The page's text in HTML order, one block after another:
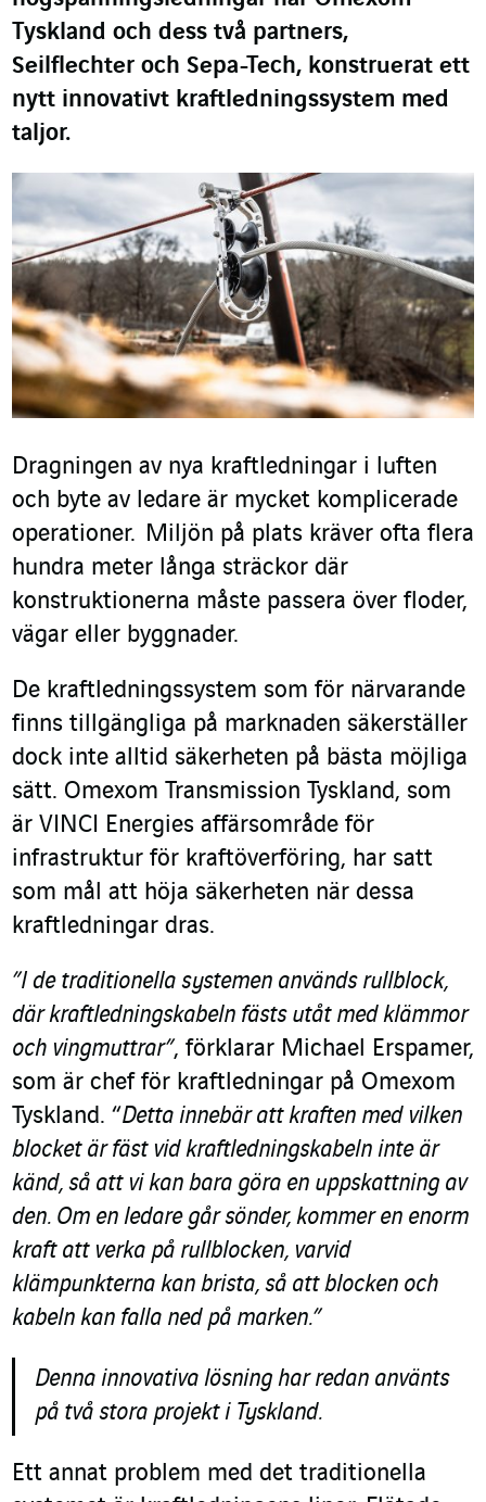
Tyskland och dess två partners,
Seilflechter och Sepa-Tech, konstruerat ett
nytt innovativt kraftledningssystem med
taljor.
Dragningen av nya kraftledningar i luften
och byte av ledare är mycket komplicerade
operationer. Miljön på plats kräver ofta flera
hundra meter långa sträckor där
konstruktionerna måste passera över floder,
vägar eller byggnader.
De kraftledningssystem som för närvarande
finns tillgängliga på marknaden säkerställer
dock inte alltid säkerheten på bästa möjliga
sätt. Omexom Transmission Tyskland, som
är VINCI Energies affärsområde för
infrastruktur för kraftöverföring, har satt
som mål att höja säkerheten när dessa
kraftledningar dras.
”I de traditionella systemen används rullblock,
där kraftledningskabeln fästs utåt med klämmor
och vingmuttrar”, förklarar Michael Erspamer,
som är chef för kraftledningar på Omexom
Tyskland. “Detta innebär att kraften med vilken
blocket är fäst vid kraftledningskabeln inte är
känd, så att vi kan bara göra en uppskattning av
den. Om en ledare går sönder, kommer en enorm
kraft att verka på rullblocken, varvid
klämpunkterna kan brista, så att blocken och
kabeln kan falla ned på marken.”
Denna innovativa lösning har redan använts
på två stora projekt i Tyskland.
Ett annat problem med det traditionella